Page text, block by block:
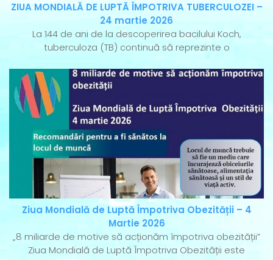
ZIUA MONDIALĂ DE LUPTĂ ÎMPOTRIVA TUBERCULOZEI –
24 martie 2026
La 144 de ani de la descoperirea bacilului Koch,
tuberculoza (TB) continuă să reprezinte o
Ziua Mondială de Luptă Împotriva Obezității – 4
Martie 2026
„8 miliarde de motive să acționăm împotriva obezității”
Ziua Mondială de Luptă Împotriva Obezității este